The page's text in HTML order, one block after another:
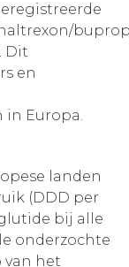
Dit
en
in Europa.
landen
(DDD per
bij alle
onderzochte
van het